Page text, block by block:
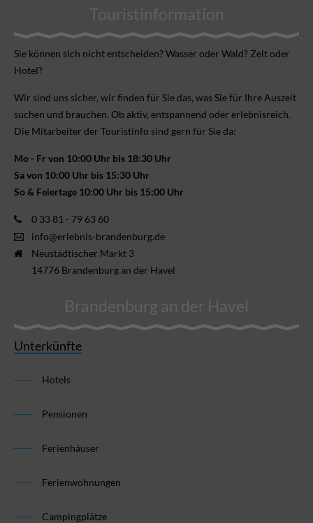
Touristinformation
Sie können sich nicht ent­scheiden? Wasser oder Wald? Zelt oder
Hotel?
Wir sind uns sicher, wir finden für Sie das, was Sie für Ihre Aus­zeit
suchen und brauchen. Ob aktiv, ent­spannend oder erlebnis­reich.
Die Mitarbeiter der Touristinfo sind gern für Sie da:
Mo - Fr von 10:00 Uhr bis 18:30 Uhr
Sa von 10:00 Uhr bis 15:30 Uhr
So & Feiertage 10:00 Uhr bis 15:00 Uhr
0 33 81 - 79 63 60
info@erlebnis-brandenburg.de
Neustädtischer Markt 3
14776 Brandenburg an der Havel
Brandenburg an der Havel
Unterkünfte
Hotels
Pensionen
Ferienhäuser
Ferienwohnungen
Campingplätze